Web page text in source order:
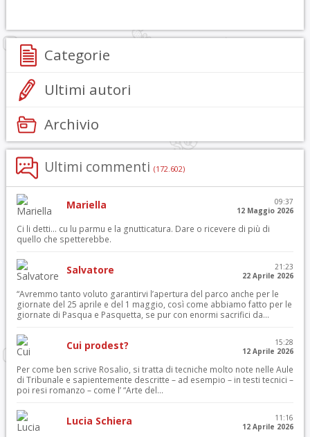
Categorie
Ultimi autori
Archivio
Ultimi commenti (172.602)
Mariella
09:37
12 Maggio 2026
Ci li detti… cu lu parmu e la gnutticatura. Dare o ricevere di più di
quello che spetterebbe.
Salvatore
21:23
22 Aprile 2026
“Avremmo tanto voluto garantirvi l’apertura del parco anche per le
giornate del 25 aprile e del 1 maggio, così come abbiamo fatto per le
giornate di Pasqua e Pasquetta, se pur con enormi sacrifici da...
Cui prodest?
15:28
12 Aprile 2026
Per come ben scrive Rosalio, si tratta di tecniche molto note nelle Aule
di Tribunale e sapientemente descritte – ad esempio – in testi tecnici –
poi resi romanzo – come l’ “Arte del...
Lucia Schiera
11:16
12 Aprile 2026